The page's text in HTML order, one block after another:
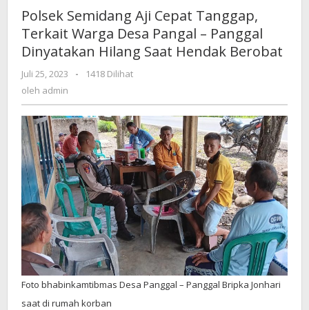
-
Saat
Polsek Semidang Aji Cepat Tanggap,
Terkait Warga Desa Pangal – Panggal
Dinyatakan Hilang Saat Hendak Berobat
Juli 25, 2023
oleh
-
1418 Dilihat
oleh admin
Foto bhabinkamtibmas Desa Panggal – Panggal Bripka Jonhari
saat di rumah korban